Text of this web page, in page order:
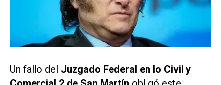
Un fallo del Juzgado Federal en lo Civil y